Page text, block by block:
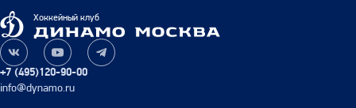
Динамо
Москва
Хоккейный клуб
+7 (495)120-90-00
info@dynamo.ru
Наша
группа
ВКонтакте
Наш
канал
на
Наш
канал